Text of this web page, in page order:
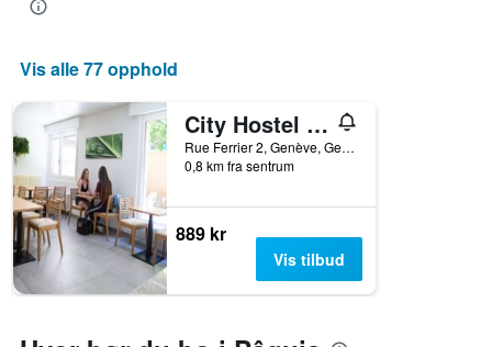
Vis alle 77 opphold
City Hostel Geneva
Rue Ferrier 2, Genève, Geneve, Sveits
0,8 km fra sentrum
889 kr
Vis tilbud